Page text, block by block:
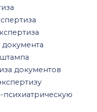
документа
документов
психиатрическую
»Оценка